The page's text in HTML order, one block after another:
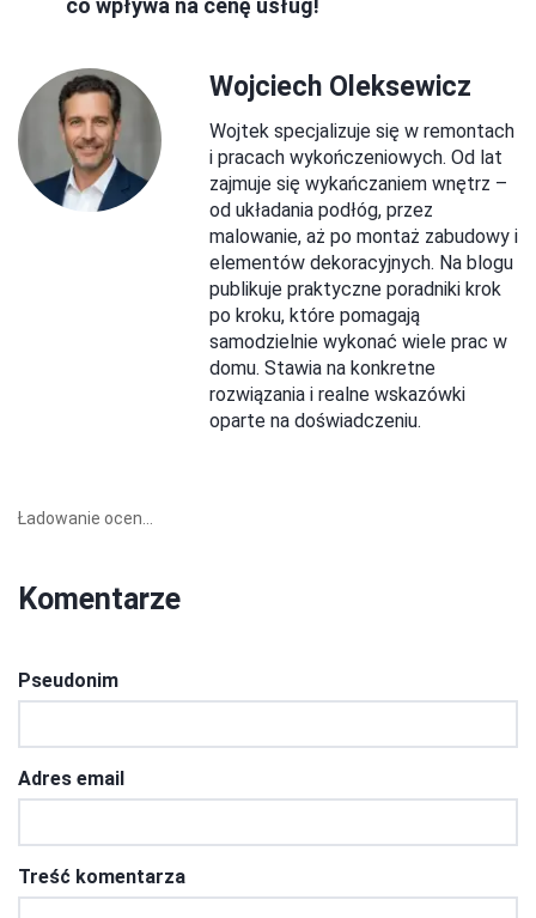
Wojciech Oleksewicz
Wojtek specjalizuje się w remontach
i pracach wykończeniowych. Od lat
zajmuje się wykańczaniem wnętrz –
od układania podłóg, przez
malowanie, aż po montaż zabudowy i
elementów dekoracyjnych. Na blogu
publikuje praktyczne poradniki krok
po kroku, które pomagają
samodzielnie wykonać wiele prac w
domu. Stawia na konkretne
rozwiązania i realne wskazówki
oparte na doświadczeniu.
Ładowanie ocen...
Komentarze
Pseudonim
Adres email
Treść komentarza